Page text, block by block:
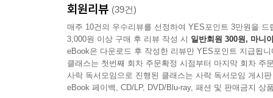
금방이라도 방 안에 들어선 듯
선명하게 펼쳐지는 호텔 객실 풍경
실제 크기의 50분의 1로 그려진 객실 평면도에는
화장실 수전 하나하나도 허투루 보이지 않는 그
아름답고도 편안한 소파와 테이블, 색이 예쁜 벨
회원리뷰 (39건)
매주 10건의 우수리뷰를 선정하여 YES포인트 3만원을 드
3,000원 이상 구매 후 리뷰 작성 시 일반회원 300원, 마니
eBook은 다운로드 후 작성한 리뷰만 YES포인트 지급됩니
클래스는 첫번째 회차 주문확정 시점부터 마지막 회차 주
사락 독서모임으로 진행된 클래스는 사락 독서모임 게시
eBook 페이백, CD/LP, DVD/Blu-ray, 패션 및 판매금지 상